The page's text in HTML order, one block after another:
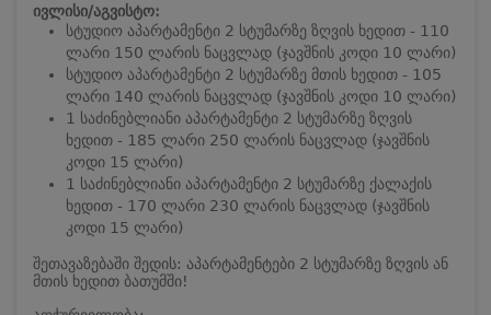
ივლისი/აგვისტო:
სტუდიო აპარტამენტი 2 სტუმარზე ზღვის ხედით - 110
ლარი 150 ლარის ნაცვლად (ჯავშნის კოდი 10 ლარი)
სტუდიო აპარტამენტი 2 სტუმარზე მთის ხედით - 105
ლარი 140 ლარის ნაცვლად (ჯავშნის კოდი 10 ლარი)
1 საძინებლიანი აპარტამენტი 2 სტუმარზე ზღვის
ხედით - 185 ლარი 250 ლარის ნაცვლად (ჯავშნის
კოდი 15 ლარი)
1 საძინებლიანი აპარტამენტი 2 სტუმარზე ქალაქის
ხედით - 170 ლარი 230 ლარის ნაცვლად (ჯავშნის
კოდი 15 ლარი)
შეთავაზებაში შედის: აპარტამენტები 2 სტუმარზე ზღვის ან
მთის ხედით ბათუმში!